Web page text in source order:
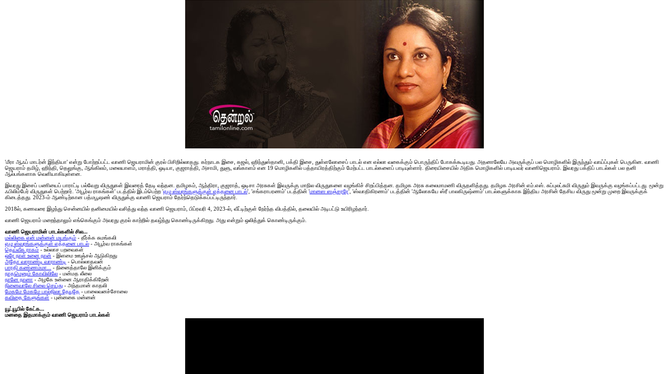
'மீரா ஆஃப் மாடர்ன் இந்தியா' என்று போற்றப்பட்ட வாணி ஜெயராமின் குரல் பிசிறில்லாதது. கர்நாடக இசை, கஜல், ஹிந்துஸ்தானி, பக்தி இசை, துள்ளலோசைப் பாடல் என எல்லா வகைக்கும் பொருந்திப் போகக்கூடியது. அதனாலேயே அவருக்குப் பல மொழிகளில் இருந்தும் வாய்ப்புகள் பெருகின. வாணி
ஜெயராம் தமிழ், ஹிந்தி, தெலுங்கு, ஆங்கிலம், மலையாளம், மராத்தி, ஒடியா, குஜராத்தி, அசாமி, துளு, வங்காளம் என 19 மொழிகளில் பத்தாயிரத்திற்கும் மேற்பட்ட பாடல்களைப் பாடியுள்ளார். திரையிசையில் அதிக மொழிகளில் பாடியவர் வாணிஜெயராம். இவரது பக்திப் பாடல்கள் பல தனி
ஆல்பங்களாக வெளியாகியுள்ளன.
இவரது இசைப் பணியைப் பாராட்டி பல்வேறு விருதுகள் இவரைத் தேடி வந்தன. தமிழகம், ஆந்திரா, குஜராத், ஒடிசா அரசுகள் இவருக்கு மாநில விருதுகளை வழங்கிச் சிறப்பித்தன. தமிழக அரசு கலைமாமணி விருதளித்தது. தமிழக அரசின் எம்.எஸ். சுப்புலட்சுமி விருதும் இவருக்கு வழங்கப்பட்டது. மூன்று
ஃபிலிம்பேர் விருதுகள் பெற்றார். 'அபூர்வ ராகங்கள்' படத்தில் இடம்பெற்ற 'ஏழு ஸ்வரங்களுக்குள் எத்தனை பாடல்', 'சங்கராபரணம்' படத்தின் 'மானஸ ஸஞ்சரரே', 'ஸ்வாதிகிரணம்' படத்தின் 'ஆலோகயே ஸ்ரீ பாலகிருஷ்ணம்' பாடல்களுக்காக இந்திய அரசின் தேசிய விருது மூன்று முறை இவருக்குக்
கிடைத்தது. 2023-ம் ஆண்டிற்கான பத்மபூஷண் விருதுக்கு வாணி ஜெயராம் தேர்ந்தெடுக்கப்பட்டிருந்தார்.
2018ல், கணவரை இழந்து சென்னயில் தனிமையில் வசித்து வந்த வாணி ஜெயராம், பிப்ரவரி 4, 2023-ல், வீட்டிற்குள் நேர்ந்த விபத்தில், தலையில் அடிபட்டு உயிரிழந்தார்.
வாணி ஜெயராம் மறைந்தாலும் எங்கெங்கும் அவரது குரல் காற்றில் தவழ்ந்து கொண்டிருக்கிறது. அது என்றும் ஒலித்துக் கொண்டிருக்கும்.
வாணி ஜெயராமின் பாடல்களில் சில...
மல்லிகை என் மன்னன் மயங்கும் - தீர்க்க சுமங்கலி
ஏழு ஸ்வரங்களுக்குள் எத்தனை பாடல் - அபூர்வ ராகங்கள்
தெய்வீக ராகம் - உல்லாச பறவைகள்
ஒரே நாள் உனை நான் - இளமை ஊஞ்சல் ஆடுகிறது
அதோ வாராண்டி வாராண்டி - பொல்லாதவன்
பாரதி கண்ணம்மா...
- நினைத்தாலே இனிக்கும்
நாதமெனும் கோவிலிலே - மன்மத லீலை
நானே நானா - அழகே உன்னை ஆராதிக்கிறேன்
நினைவாலே சிலை செய்து - அந்தமான் காதலி
மேகமே மேகமே பால்நிலா தேயுதே - பாலைவனச்சோலை
கவிதை கேளுங்கள் - புன்னகை மன்னன்
யூட்யூபில் கேட்க...
மனதை இதமாக்கும் வாணி ஜெயராம் பாடல்கள்